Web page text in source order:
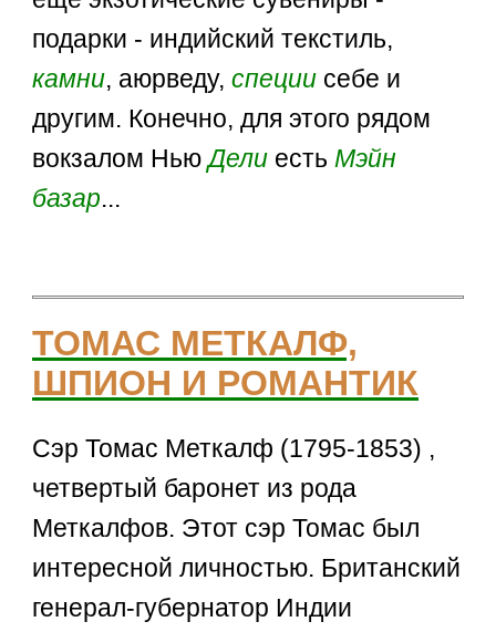
подарки - индийский текстиль,
камни, аюрведу,специи себе и
другим. Конечно, для этого рядом
вокзалом НьюДели есть Мэйн
базар...
ТОМАС МЕТКАЛФ,
ШПИОН И РОМАНТИК
Сэр Томас Меткалф (1795-1853) ,
четвертый баронет из рода
Меткалфов. Этот сэр Томас был
интересной личностью. Британский
генерал-губернатор Индии